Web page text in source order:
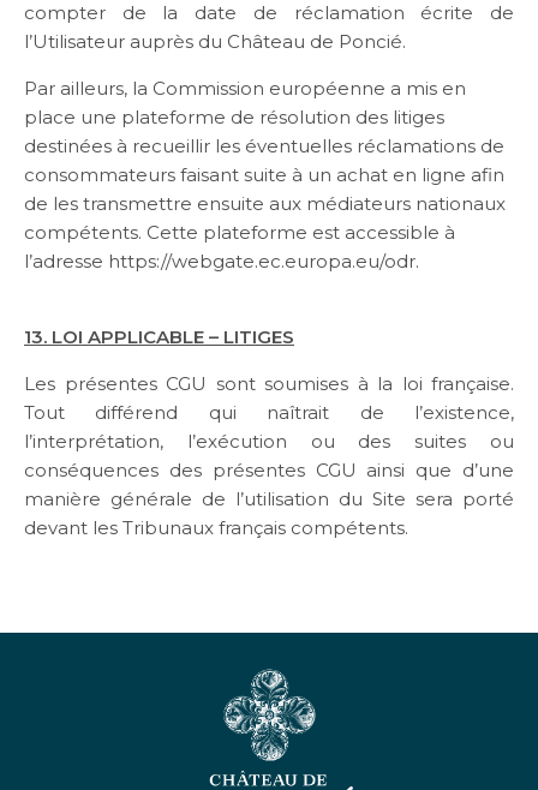
compter de la date de réclamation écrite de
l’Utilisateur auprès du Château de Poncié.
Par ailleurs, la Commission européenne a mis en
place une plateforme de résolution des litiges
destinées à recueillir les éventuelles réclamations de
consommateurs faisant suite à un achat en ligne afin
de les transmettre ensuite aux médiateurs nationaux
compétents. Cette plateforme est accessible à
l’adresse https://webgate.ec.europa.eu/odr.
13. LOI APPLICABLE – LITIGES
Les présentes CGU sont soumises à la loi française.
Tout différend qui naîtrait de l’existence,
l’interprétation, l’exécution ou des suites ou
conséquences des présentes CGU ainsi que d’une
manière générale de l’utilisation du Site sera porté
devant les Tribunaux français compétents.